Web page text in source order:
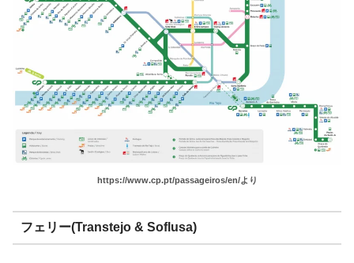
https://www.cp.pt/passageiros/en/より
フェリー(Transtejo & Soflusa)